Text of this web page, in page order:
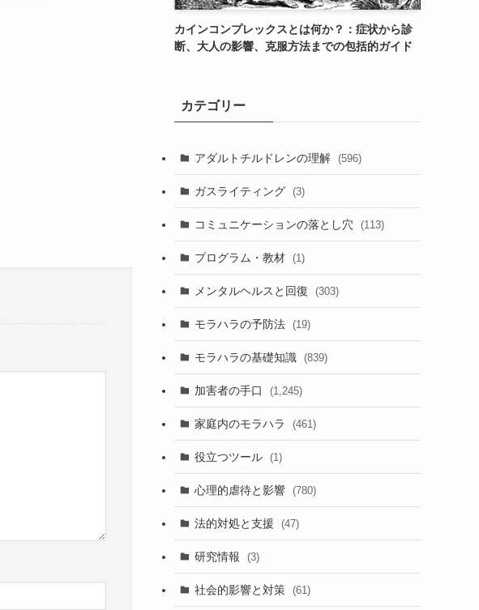
カインコンプレックスとは何か？：症状から診
断、大人の影響、克服方法までの包括的ガイド
カテゴリー
アダルトチルドレンの理解 (596)
ガスライティング (3)
コミュニケーションの落とし穴 (113)
プログラム・教材 (1)
メンタルヘルスと回復 (303)
モラハラの予防法 (19)
モラハラの基礎知識 (839)
加害者の手口 (1,245)
家庭内のモラハラ (461)
役立つツール (1)
心理的虐待と影響 (780)
法的対処と支援 (47)
研究情報 (3)
社会的影響と対策 (61)